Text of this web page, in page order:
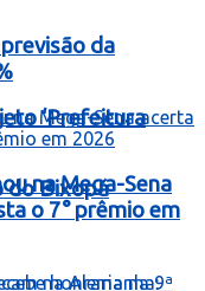
‘Prefeitura
do Bixopá
da
na Mega-Sena
o 7° prêmio em